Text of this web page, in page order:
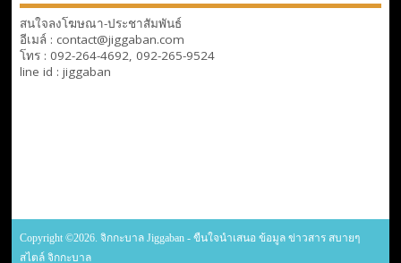
สนใจลงโฆษณา-ประชาสัมพันธ์
อีเมล์ : contact@jiggaban.com
โทร : 092-264-4692, 092-265-9524
line id : jiggaban
Copyright ©2026. จิกกะบาล Jiggaban - ขืนใจนำเสนอ ข้อมูล ข่าวสาร สบายๆ
สไตล์ จิกกะบาล